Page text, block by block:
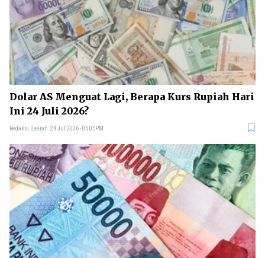
Dolar AS Menguat Lagi, Berapa Kurs Rupiah Hari
Ini 24 Juli 2026?
Redaksi Daerah 24 Jul 2026 - 05:05PM